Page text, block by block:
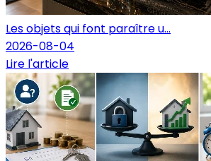
Les objets qui font paraître u...
2026-08-04
Lire l'article